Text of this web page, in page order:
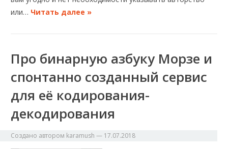
или… Читать далее »
Про бинарную азбуку Морзе и
спонтанно созданный сервис
для её кодирования-
декодирования
Создано автором karamush — 17.07.2018